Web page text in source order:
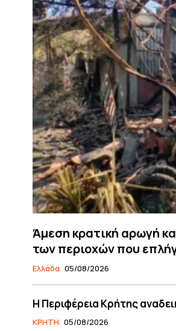
Άμεση κρατική αρωγή
των περιοχών που
Ελλάδα 05/08/2026
Η Περιφέρεια Κρήτης
ΚΡΗΤΗ 05/08/2026